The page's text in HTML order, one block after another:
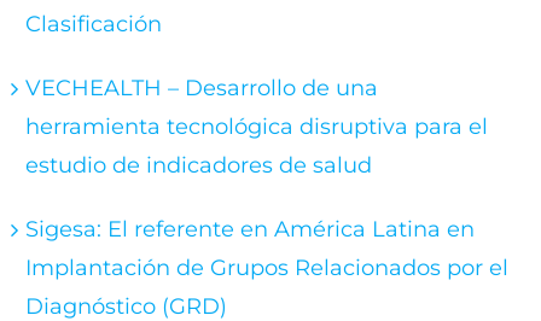
Clasificación
VECHEALTH – Desarrollo de una
herramienta tecnológica disruptiva para el
estudio de indicadores de salud
Sigesa: El referente en América Latina en
Implantación de Grupos Relacionados por el
Diagnóstico (GRD)